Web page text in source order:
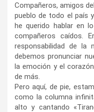
Compañeros, amigos
pueblo de todo el país
he querido hablar en
compañeros caídos.
responsabilidad de la
debemos pronunciar
la emoción y el
de más.
Pero aquí, de pie,
como la columna
alto y cantando